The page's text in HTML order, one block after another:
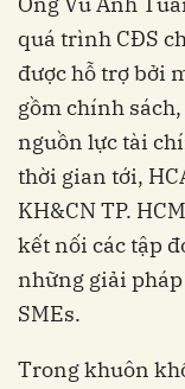
quá trình CĐS
được hỗ trợ bởi
gồm chính
nguồn lực tài
thời gian tới,
KH&CN TP.
kết nối các tập
những giải
SMEs.
Trong khuôn